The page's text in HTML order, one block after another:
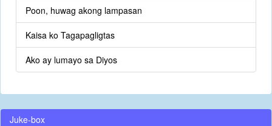
Poon, huwag akong lampasan
Kaisa ko Tagapagligtas
Ako ay lumayo sa Diyos
Juke-box